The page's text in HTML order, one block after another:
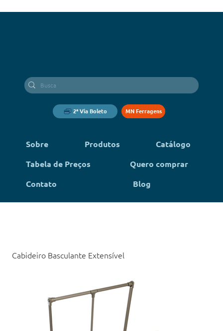
2ª Via Boleto MN Ferragens
Sobre Produtos
Catálogo
Tabela de Preços
Quero comprar
Contato
Blog
Cabideiro Basculante Extensível